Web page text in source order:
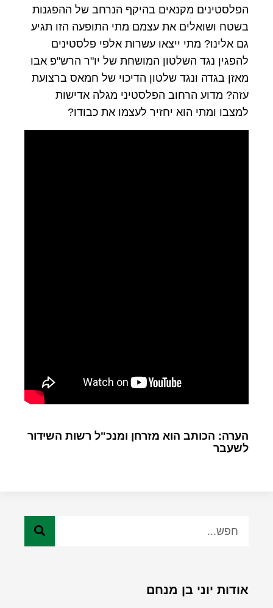
הפלסטינים מקנאים בהיקף הנרחב של ההפגנות
בשטח ושואלים את עצמם מתי התופעה הזו תגיע
גם אלינו? מתי ייצאו עשרות אלפי פלסטינים
להפגין נגד השלטון המושחת של יו"ר הרש"פ אבו
מאזן בגדה ונגד שלטון הדיכוי של חמאס ברצועת
עזה? מדוע הרחוב הפלסטיני מגלה אדישות
למצבו ומתי הוא יחזיר לעצמו את כבודו?
הערה: הכותב הוא מזרחן ומנכ"ל רשות השידור
לשעבר
אודות יוני בן מנחם